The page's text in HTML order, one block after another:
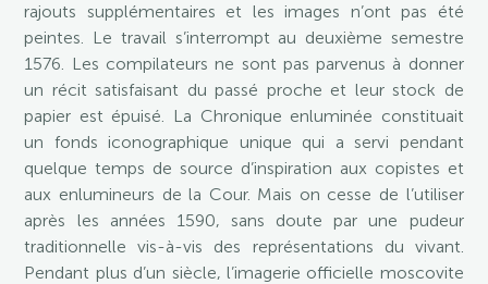
rajouts supplémentaires et les images n’ont pas été
peintes. Le travail s’interrompt au deuxième semestre
1576. Les compilateurs ne sont pas parvenus à donner
un récit satisfaisant du passé proche et leur stock de
papier est épuisé. La Chronique enluminée constituait
un fonds iconographique unique qui a servi pendant
quelque temps de source d’inspiration aux copistes et
aux enlumineurs de la Cour. Mais on cesse de l’utiliser
après les années 1590, sans doute par une pudeur
traditionnelle vis-à-vis des représentations du vivant.
Pendant plus d’un siècle, l’imagerie officielle moscovite